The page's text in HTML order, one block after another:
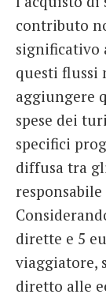
contributo
significativo
questi flussi
aggiungere
spese dei
specifici
diffusa tra
dirette e 5
viaggiatore,
diretto alle